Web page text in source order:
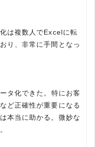
は複数人でExcelに転
り、非常に手間となっ
タ化できた。特にお客
ど正確性が重要になる
本当に助かる。微妙な